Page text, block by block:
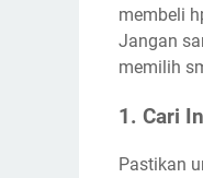
membeli
Jangan
memilih
1. Cari
Pastikan